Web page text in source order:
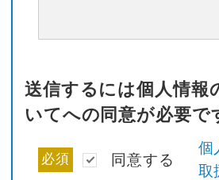
送信するには個人情報
いてへの同意が必要で
必須 同意する
個
取